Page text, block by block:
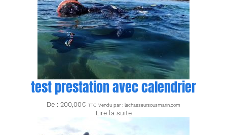
test prestation avec calendrier
De : 200,00€ TTC Vendu par : lechasseursousmarin.com
Lire la suite